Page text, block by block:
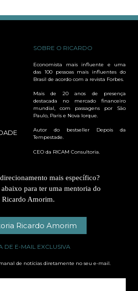
SOBRE O RICARDO
Economista mais influente e uma
das 100 pessoas mais influentes do
Brasil de acordo com a revista Forbes.
Mais de 20 anos de presença
destacada no mercado financeiro
mundial, com passagens por São
Paulo, Paris e Nova Iorque.
Autor do bestseller Depois da
Tempestade.
CEO da RICAM Consultoria.
mais específico?
para ter uma mentoria do
Ricardo Amorim.
Ricardo Amorim
DE E-MAIL EXCLUSIVA
de notícias diretamente no seu e-mail.